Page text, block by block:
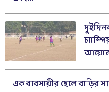
এক ব্যবসায়ীর ছেলে বাড়ির